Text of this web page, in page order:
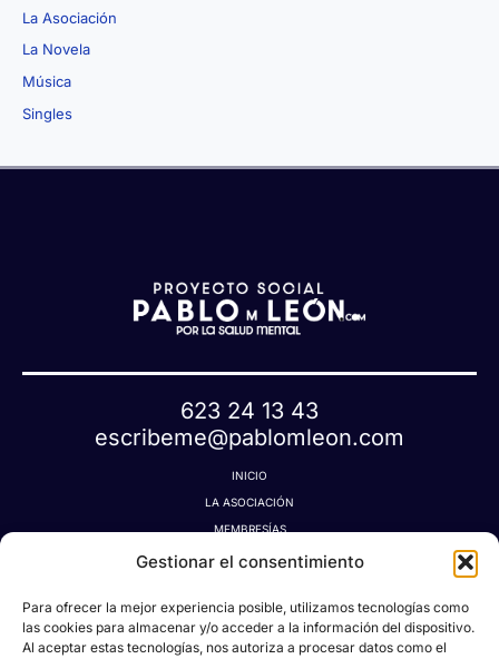
Gestionar el consentimiento
Para ofrecer la mejor experiencia posible, utilizamos tecnologías como
las cookies para almacenar y/o acceder a la información del dispositivo.
Al aceptar estas tecnologías, nos autoriza a procesar datos como el
La Asociación
La Novela
Música
Singles
623 24 13 43
escribeme@pablomleon.com
INICIO
LA ASOCIACIÓN
MEMBRESÍAS
LA TIENDA MÁGICA
BLOG
CONTACTO